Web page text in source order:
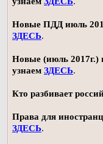
Новые ПДД июль
ЗДЕСЬ.
Новые (июль 2017г.)
узнаем ЗДЕСЬ.
Кто разбивает
Права для
ЗДЕСЬ.